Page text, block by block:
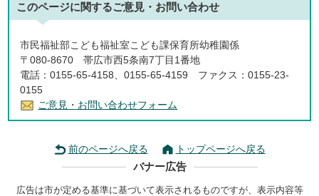
このページに関するご意見・お問い合わせ
市民福祉部こども福祉室こども課保育所幼稚園係
〒080-8670 帯広市西5条南7丁目1番地
電話：0155-65-4158、0155-65-4159 ファクス：0155-23-
0155
ご意見・お問い合わせフォーム
前のページへ戻る トップページへ戻る
バナー広告
広告は市が定める基準に基づいて表示されるものですが、表示内容等